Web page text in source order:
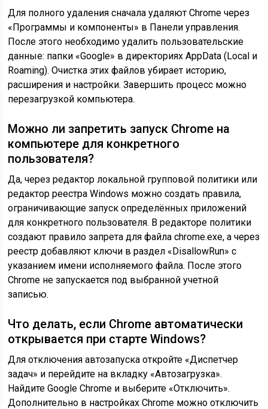
Для полного удаления сначала удаляют Chrome через
«Программы и компоненты» в Панели управления.
После этого необходимо удалить пользовательские
данные: папки «Google» в директориях AppData (Local и
Roaming). Очистка этих файлов убирает историю,
расширения и настройки. Завершить процесс можно
перезагрузкой компьютера.
Можно ли запретить запуск Chrome на
компьютере для конкретного
пользователя?
Да, через редактор локальной групповой политики или
редактор реестра Windows можно создать правила,
ограничивающие запуск определённых приложений
для конкретного пользователя. В редакторе политики
создают правило запрета для файла chrome.exe, а через
реестр добавляют ключи в раздел «DisallowRun» с
указанием имени исполняемого файла. После этого
Chrome не запускается под выбранной учетной
записью.
Что делать, если Chrome автоматически
открывается при старте Windows?
Для отключения автозапуска откройте «Диспетчер
задач» и перейдите на вкладку «Автозагрузка».
Найдите Google Chrome и выберите «Отключить».
Дополнительно в настройках Chrome можно отключить